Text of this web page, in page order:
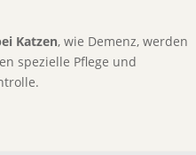
Katzen, wie Demenz, werden
spezielle Pflege und